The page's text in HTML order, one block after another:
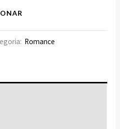
Romance